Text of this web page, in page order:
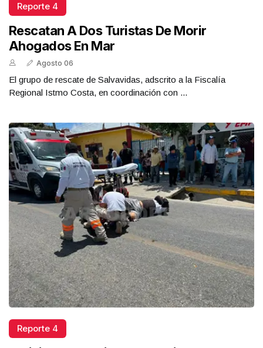
Reporte 4
Rescatan A Dos Turistas De Morir
Ahogados En Mar
Agosto 06
El grupo de rescate de Salvavidas, adscrito a la Fiscalía
Regional Istmo Costa, en coordinación con ...
Reporte 4